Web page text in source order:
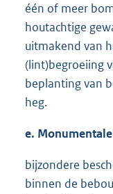
één of meer
houtachtige
uitmakend van
(lint)begroeiing
beplanting van
heg.
e.
bijzondere
binnen de